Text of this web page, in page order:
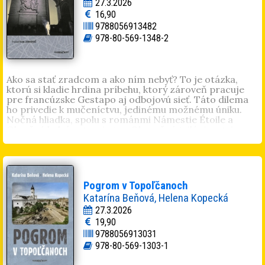
27.3.2026
16,90
9788056913482
978-80-569-1348-2
Ako sa stať zradcom a ako ním nebyť? To je otázka,
ktorú si kladie hrdina príbehu, ktorý zároveň pracuje
pre francúzske Gestapo aj odbojovú sieť. Táto dilema
ho privedie k mučeníctvu, jedinému možnému úniku.
Nočná hliadka, spolu s románmi Námestie Étoile a
najprenikavejšie odhaľuje temné stránky spoločnosti a
jednotlivcov. Osamelosť a vykorenenosť jednotlivca
vystaveného na jednej strane bezuzdnému vyčíňaniu
kolaborantov, profitérov a francúzskeho Gestapa, a na
strane druhej prázdnym gestám a alibizmu
francúzskeho dôstojníctva v ilegalite, ktoré sa
považovalo za jediných oprávnených predstaviteľov
odboja – za predpokladu, že skutočnú „špinavú prácu“
za nich odvedie niekto iný. Rozprávač sa stáva dvojitým
agentom, aby mohol ochrániť dve bezbranné bytosti.
Jeho skutočnú identitu sa čitateľ nedozvie: pozná len
Pogrom v Topoľčanoch
Katarína Beňová, Helena Kopecká
27.3.2026
19,90
9788056913031
978-80-569-1303-1